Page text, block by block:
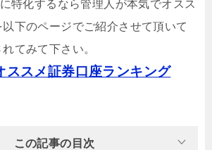
に特化するなら管理人が本気でオスス
以下のページでご紹介させて頂いて
てみて下さい。
ススメ証券口座ランキング
この記事の目次